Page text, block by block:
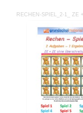
RECHEN-SPIEL_2-1_ ZE